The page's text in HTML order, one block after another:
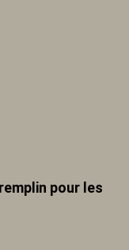
pour les